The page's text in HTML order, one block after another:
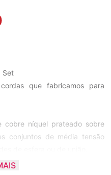
Set
que fabricamos para
cobre níquel prateado sobre
conjuntos de média tensão